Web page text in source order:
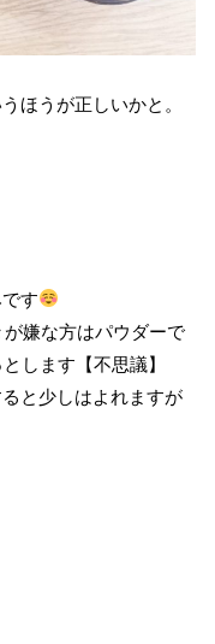
ほうが正しいかと。
す
が嫌な方はパウダーで
します【不思議】
と少しはよれますが